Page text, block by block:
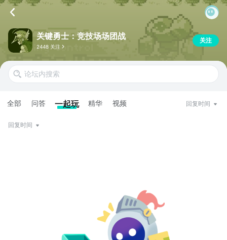
关键勇士：竞技场场团战
2448 关注
关注
全部 问答 一起玩 精华 视频 回复时间
回复时间